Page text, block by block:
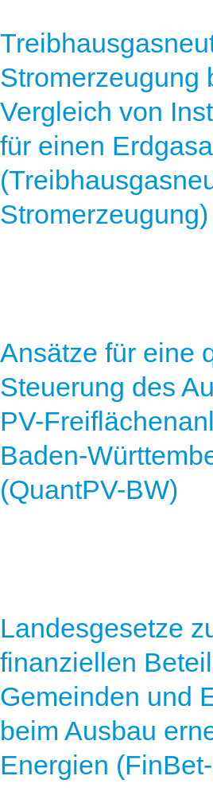
Stromerzeugung
Vergleich von
für einen
Stromerzeugung)
Ansätze für eine
Steuerung des
PV-
Baden-
(QuantPV-BW)
Landesgesetze
finanziellen
Gemeinden und
beim Ausbau
Energien